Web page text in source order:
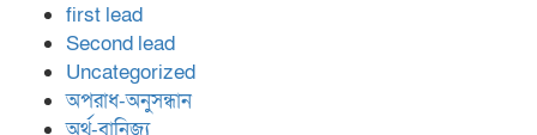
first lead
Second lead
Uncategorized
অপরাধ-অনুসন্ধান